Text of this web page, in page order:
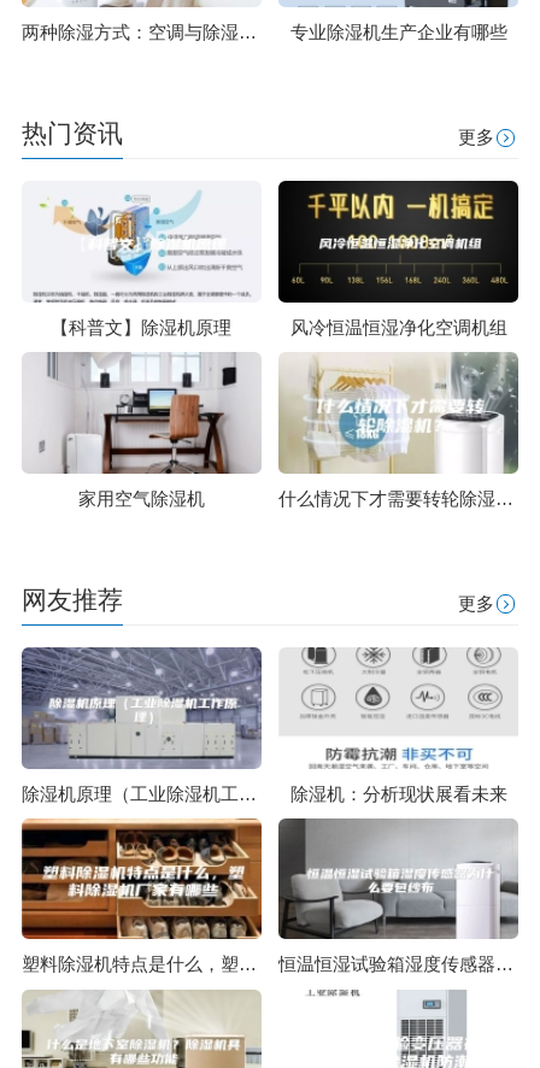
两种除湿方式：空调与除湿机的不同点 专业除湿机生产企业有哪些
热门资讯 更多
【科普文】除湿机原理 风冷恒温恒湿净化空调机组
家用空气除湿机 什么情况下才需要转轮除湿机？
网友推荐 更多
除湿机原理（工业除湿机工作原理） 除湿机：分析现状展看未来
塑料除湿机特点是什么，塑料除湿机厂家有哪些 恒温恒湿试验箱湿度传感器为什么要包纱布